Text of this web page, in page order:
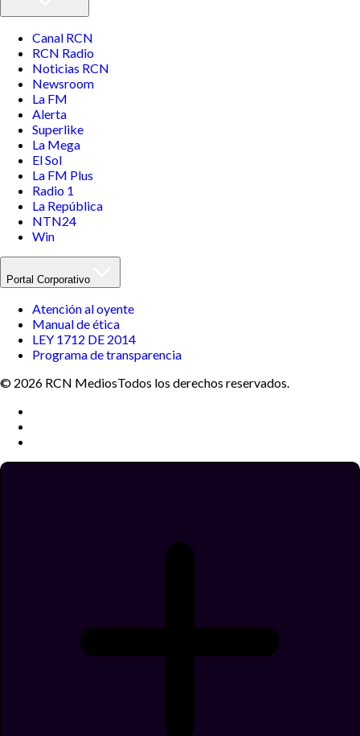
Canal RCN
RCN Radio
Noticias RCN
Newsroom
La FM
Alerta
Superlike
La Mega
El Sol
La FM Plus
Radio 1
La República
NTN24
Win
Portal Corporativo
Atención al oyente
Manual de ética
LEY 1712 DE 2014
Programa de transparencia
© 2026 RCN MediosTodos los derechos reservados.